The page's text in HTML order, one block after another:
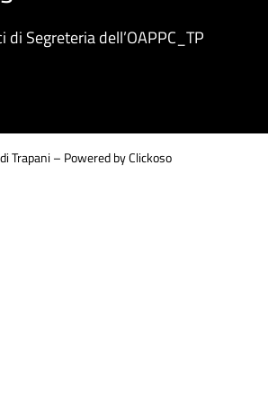
Segreteria dell’OAPPC_TP
Trapani – Powered by Clickoso